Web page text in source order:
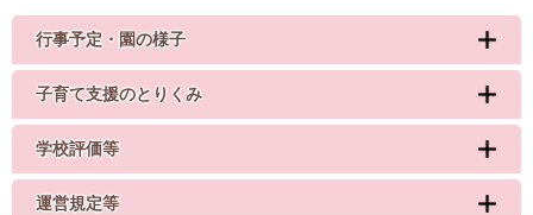
行事予定・園の様子
子育て支援のとりくみ
学校評価等
運営規定等